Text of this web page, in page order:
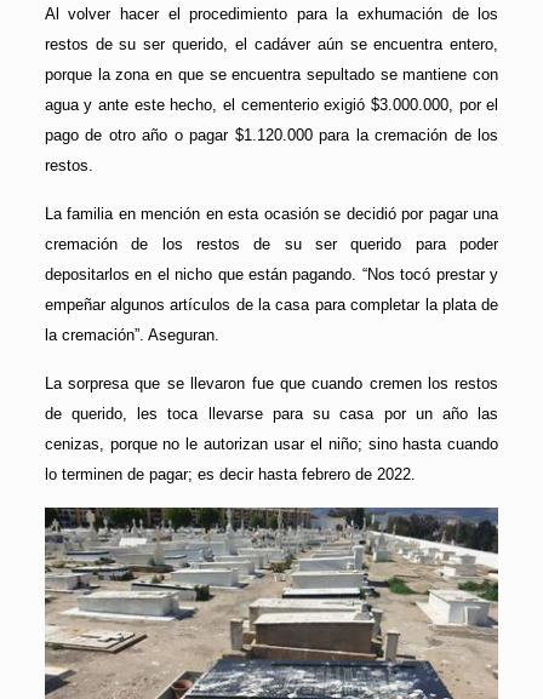
Al volver hacer el procedimiento para la exhumación de los
restos de su ser querido, el cadáver aún se encuentra entero,
porque la zona en que se encuentra sepultado se mantiene con
agua y ante este hecho, el cementerio exigió $3.000.000, por el
pago de otro año o pagar $1.120.000 para la cremación de los
restos.
La familia en mención en esta ocasión se decidió por pagar una
cremación de los restos de su ser querido para poder
depositarlos en el nicho que están pagando. “Nos tocó prestar y
empeñar algunos artículos de la casa para completar la plata de
la cremación”. Aseguran.
La sorpresa que se llevaron fue que cuando cremen los restos
de querido, les toca llevarse para su casa por un año las
cenizas, porque no le autorizan usar el niño; sino hasta cuando
lo terminen de pagar; es decir hasta febrero de 2022.